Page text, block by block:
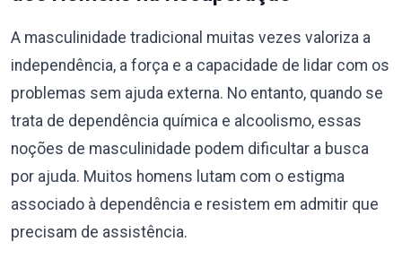
A masculinidade tradicional muitas vezes valoriza a
independência, a força e a capacidade de lidar com os
problemas sem ajuda externa. No entanto, quando se
trata de dependência química e alcoolismo, essas
noções de masculinidade podem dificultar a busca
por ajuda. Muitos homens lutam com o estigma
associado à dependência e resistem em admitir que
precisam de assistência.